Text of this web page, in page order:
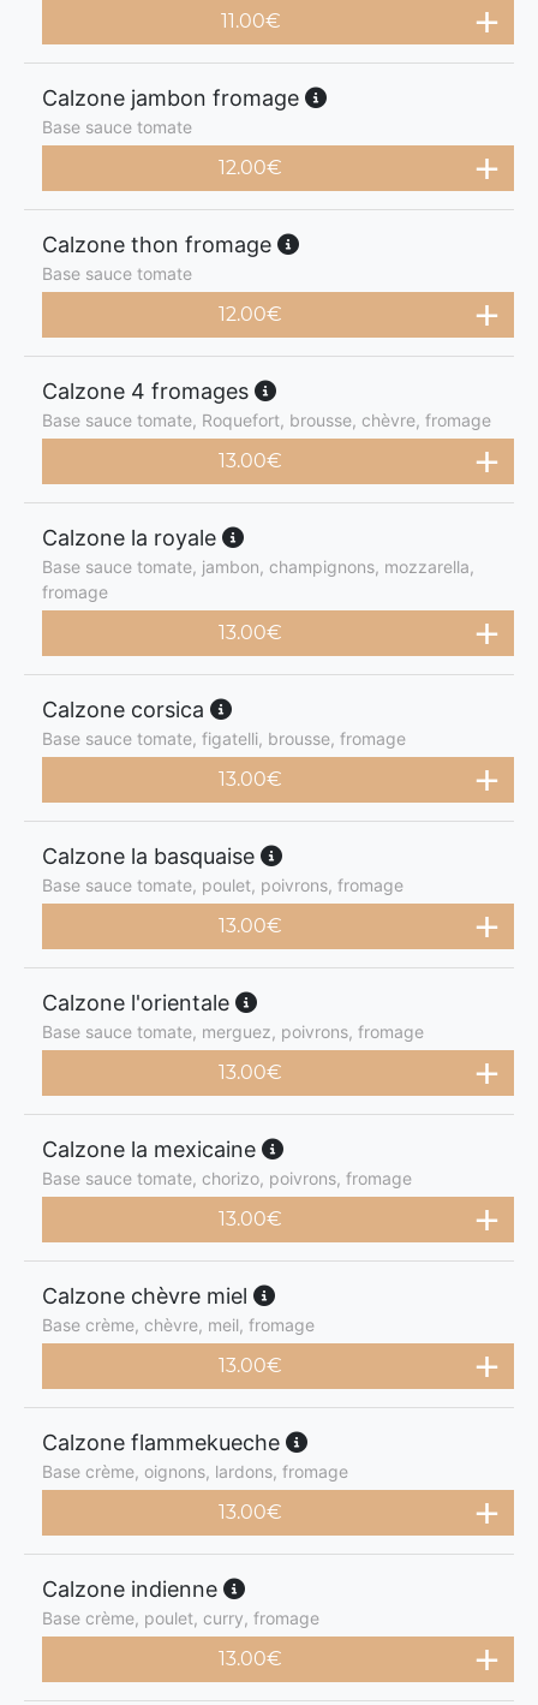
11.00€
Calzone jambon fromage
Base sauce tomate
12.00€
Calzone thon fromage
Base sauce tomate
12.00€
Calzone 4 fromages
Base sauce tomate, Roquefort, brousse, chèvre, fromage
13.00€
Calzone la royale
Base sauce tomate, jambon, champignons, mozzarella,
fromage
13.00€
Calzone corsica
Base sauce tomate, figatelli, brousse, fromage
13.00€
Calzone la basquaise
Base sauce tomate, poulet, poivrons, fromage
13.00€
Calzone l'orientale
Base sauce tomate, merguez, poivrons, fromage
13.00€
Calzone la mexicaine
Base sauce tomate, chorizo, poivrons, fromage
13.00€
Calzone chèvre miel
Base crème, chèvre, meil, fromage
13.00€
Calzone flammekueche
Base crème, oignons, lardons, fromage
13.00€
Calzone indienne
Base crème, poulet, curry, fromage
13.00€